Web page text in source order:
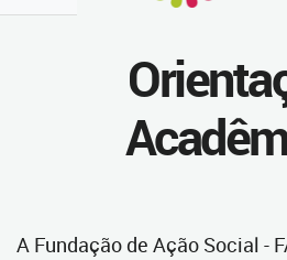
A Fundação de Ação Social -